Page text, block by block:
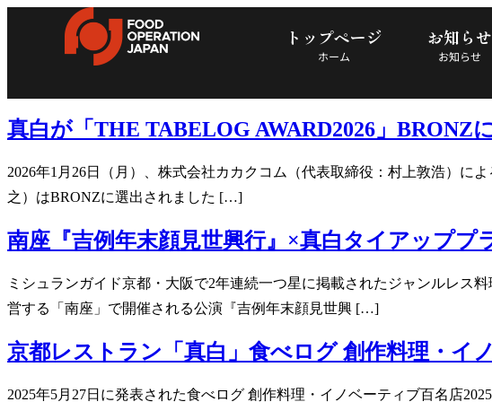
トップページ
ホーム
お知らせ
お知らせ
真白が「THE TABELOG AWARD2026」BRONZ
2026年1月26日（月）、株式会社カカクコム（代表取締役：村上敦浩）に
之）はBRONZに選出されました […]
南座『吉例年末顔見世興行』×真白タイアッププ
ミシュランガイド京都・大阪で2年連続一つ星に掲載されたジャンルレス
営する「南座」で開催される公演『吉例年末顔見世興 […]
京都レストラン「真白」食べログ 創作料理・イ
2025年5月27日に発表された食べログ 創作料理・イノベーティブ百名店